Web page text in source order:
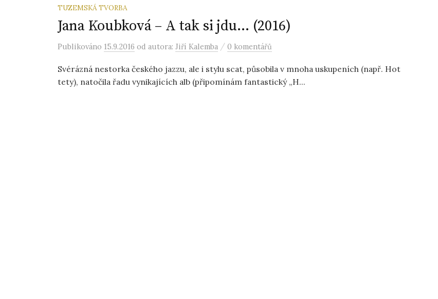
TUZEMSKÁ TVORBA
Jana Koubková – A tak si jdu… (2016)
Publikováno 15.9.2016 od autora: Jiří Kalemba / 0 komentářů
Svérázná nestorka českého jazzu, ale i stylu scat, působila v mnoha uskupeních (např. Hot
tety), natočila řadu vynikajících alb (připomínám fantastický „H...